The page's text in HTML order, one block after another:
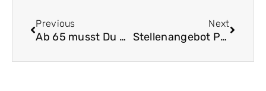
Previous
Ab 65 musst Du Deine Ernährung und körperliche Aktivität drastisch ändern
Next
Stellenangebot Physiotherapeut*in